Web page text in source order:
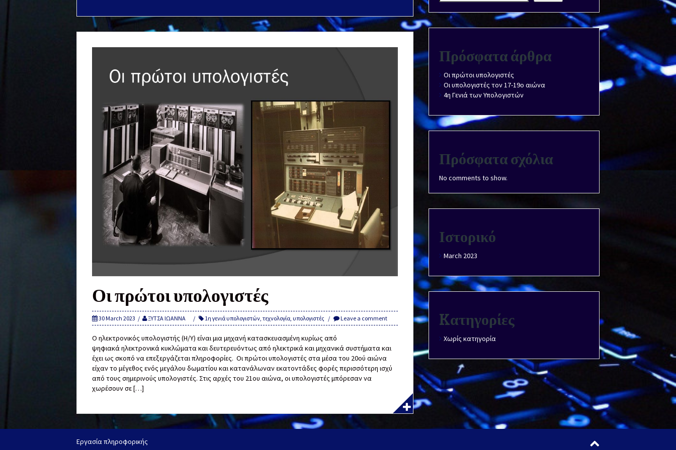
Οι πρώτοι υπολογιστές
30 March 2023 ΞΥΤΣΑ ΙΩΑΝΝΑ 1η γενιά υπολογιστών, τεχνολογία, υπολογιστές Leave a comment
Ο ηλεκτρονικός υπολογιστής (Η/Υ) είναι μια μηχανή κατασκευασμένη κυρίως από
ψηφιακά ηλεκτρονικά κυκλώματα και δευτερευόντως από ηλεκτρικά και μηχανικά συστήματα και
έχει ως σκοπό να επεξεργάζεται πληροφορίες. Οι πρώτοι υπολογιστές στα μέσα του 20ού αιώνα
είχαν το μέγεθος ενός μεγάλου δωματίου και κατανάλωναν εκατοντάδες φορές περισσότερη ισχύ
από τους σημερινούς υπολογιστές. Στις αρχές του 21ου αιώνα, οι υπολογιστές μπόρεσαν να
χωρέσουν σε […]
Πρόσφατα άρθρα
Οι πρώτοι υπολογιστές
Οι υπολογιστές τον 17-19ο αιώνα
4η Γενιά των Υπολογιστών
Πρόσφατα σχόλια
No comments to show.
Ιστορικό
March 2023
Kατηγορίες
Χωρίς κατηγορία
Εργασία πληροφορικής